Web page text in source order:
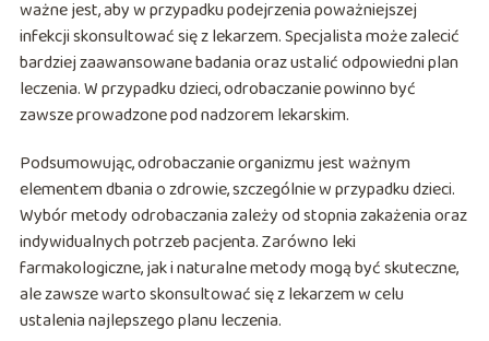
ważne jest, aby w przypadku podejrzenia poważniejszej
infekcji skonsultować się z lekarzem. Specjalista może zalecić
bardziej zaawansowane badania oraz ustalić odpowiedni plan
leczenia. W przypadku dzieci, odrobaczanie powinno być
zawsze prowadzone pod nadzorem lekarskim.
Podsumowując, odrobaczanie organizmu jest ważnym
elementem dbania o zdrowie, szczególnie w przypadku dzieci.
Wybór metody odrobaczania zależy od stopnia zakażenia oraz
indywidualnych potrzeb pacjenta. Zarówno leki
farmakologiczne, jak i naturalne metody mogą być skuteczne,
ale zawsze warto skonsultować się z lekarzem w celu
ustalenia najlepszego planu leczenia.